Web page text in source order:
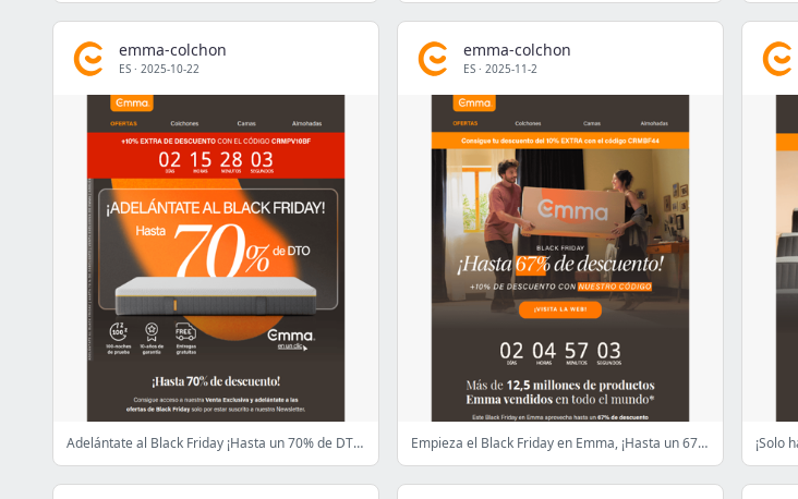
emma-colchon
ES · 2025-10-22
Adelántate al Black Friday ¡Hasta un 70% de DTO! 💥🤯
emma-colchon
ES · 2025-11-2
Empieza el Black Friday en Emma, ¡Hasta un 67% de DTO!